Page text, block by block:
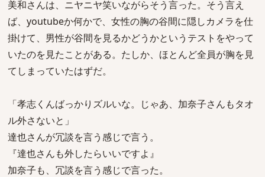
美和さんは、ニヤニヤ笑いながらそう言った。そう言え
ば、youtubeか何かで、女性の胸の谷間に隠しカメラを仕
掛けて、男性が谷間を見るかどうかというテストをやって
いたのを見たことがある。たしか、ほとんど全員が胸を見
てしまっていたはずだ。
「孝志くんばっかりズルいな。じゃあ、加奈子さんもタオ
ル外さないと」
達也さんが冗談を言う感じで言う。
『達也さんも外したらいいですよ』
加奈子も、冗談を言う感じで言った。